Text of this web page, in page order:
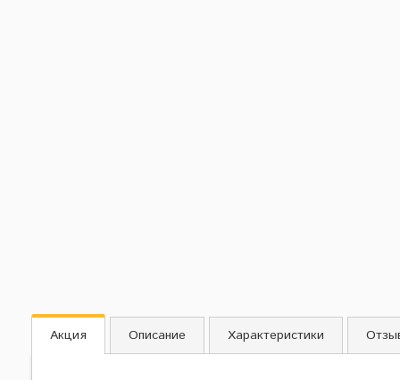
Акция Описание Характеристики